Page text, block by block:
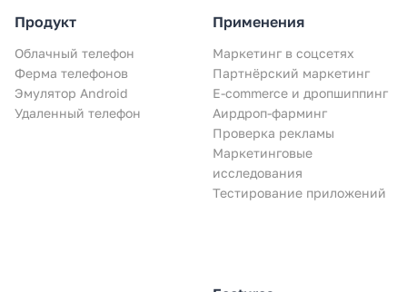
Продукт
Облачный телефон
Ферма телефонов
Эмулятор Android
Удаленный телефон
Применения
Маркетинг в соцсетях
Партнёрский маркетинг
E-commerce и дропшиппинг
Аирдроп-фарминг
Проверка рекламы
Маркетинговые
исследования
Тестирование приложений